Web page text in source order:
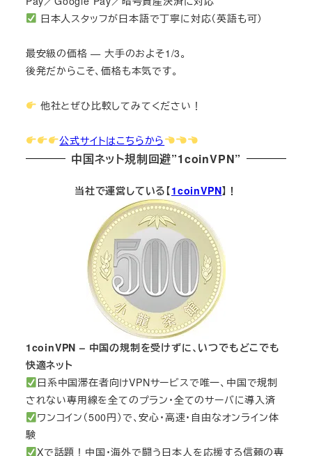
日本人スタッフが日本語で丁寧に対応（英語も可）
最安級の価格 — 大手のおよそ1/3。
後発だからこそ、価格も本気です。
他社とぜひ比較してみてください！
公式サイトはこちらから
中国ネット規制回避”1coinVPN”
当社で運営している【1coinVPN】！
1coinVPN – 中国の規制を受けずに、いつでもどこでも
快適ネット
日系中国滞在者向けVPNサービスで唯一、中国で規制
されない専用線を全てのプラン・全てのサーバに導入済
ワンコイン（500円）で、安心・高速・自由なオンライン体
験
Xで話題！中国・海外で闘う日本人を応援する信頼の専